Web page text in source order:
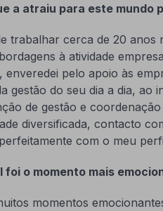
a atraiu para este mundo
trabalhar cerca de 20 anos
à atividade
enveredei pelo apoio às
gestão do seu dia a dia, ao
de gestão e
diversificada, contacto
com o meu
foi o momento mais
momentos